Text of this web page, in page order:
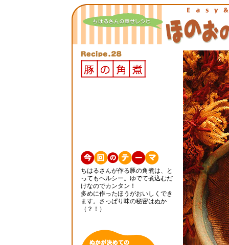
ちはるさんが作る豚の角煮は、と
ってもヘルシー。ゆでて煮込むだ
けなのでカンタン！
多めに作ったほうがおいしくでき
ます。さっぱり味の秘密はぬか
（？！）